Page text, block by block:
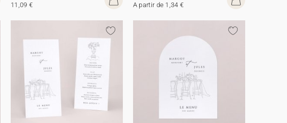
11,09 € A partir de 1,34 €